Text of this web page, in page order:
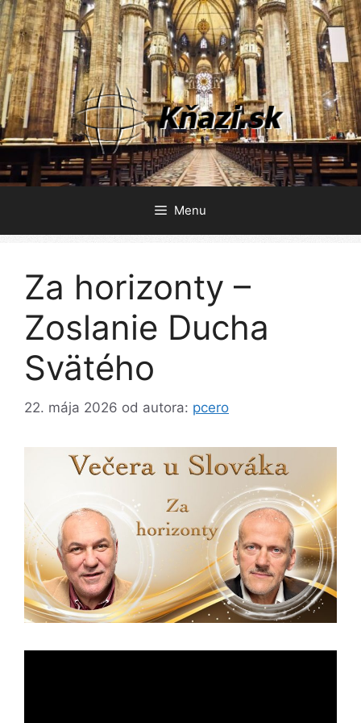
Preskočiť
na
obsah
Menu
Za horizonty –
Zoslanie Ducha
Svätého
22. mája 2026 od autora: pcero